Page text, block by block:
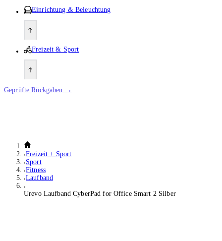
Einrichtung & Beleuchtung
Freizeit & Sport
Geprüfte Rückgaben →
Freizeit + Sport
Sport
Fitness
Laufband
Urevo Laufband CyberPad for Office Smart 2 Silber